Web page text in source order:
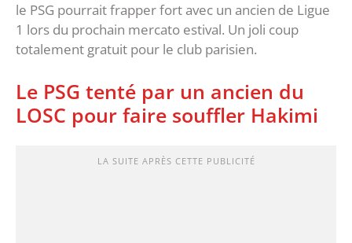
le PSG pourrait frapper fort avec un ancien de Ligue
1 lors du prochain mercato estival. Un joli coup
totalement gratuit pour le club parisien.
Le PSG tenté par un ancien du
LOSC pour faire souffler Hakimi
LA SUITE APRÈS CETTE PUBLICITÉ